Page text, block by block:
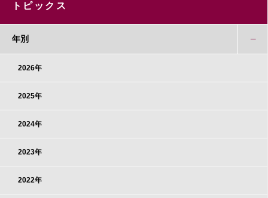
トピックス
年別
2026年
2025年
2024年
2023年
2022年